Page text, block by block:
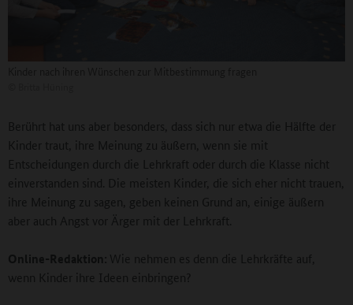
Berührt hat uns aber besonders, dass sich nur etwa die Hälfte der
Kinder traut, ihre Meinung zu äußern, wenn sie mit
Entscheidungen durch die Lehrkraft oder durch die Klasse nicht
einverstanden sind. Die meisten Kinder, die sich eher nicht trauen,
ihre Meinung zu sagen, geben keinen Grund an, einige äußern
aber auch Angst vor Ärger mit der Lehrkraft.
Online-Redaktion: Wie nehmen es denn die Lehrkräfte auf,
wenn Kinder ihre Ideen einbringen?